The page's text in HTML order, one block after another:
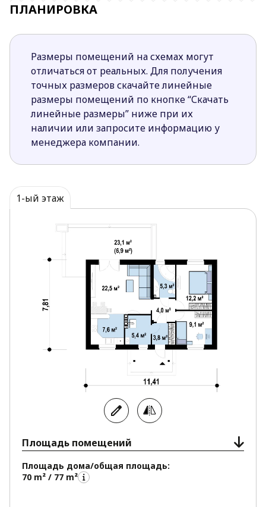
ПЛАНИРОВКА
Размеры помещений на схемах могут
отличаться от реальных. Для получения
точных размеров скачайте линейные
размеры помещений по кнопке “Скачать
линейные размеры” ниже при их
наличии или запросите информацию у
менеджера компании.
1-ый этаж
Площадь помещений
Площадь дома/общая площадь:
70 m² / 77 m²